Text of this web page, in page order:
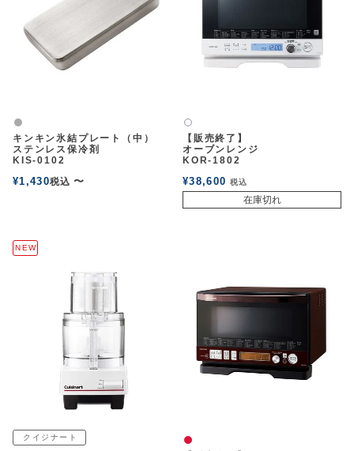
グレー
キンキン氷結プレート（中）
ステンレス保冷剤
KIS-0102
¥1,430税込 〜
白2
【販売終了】
オーブンレンジ
KOR-1802
¥38,600 税込
在庫切れ
NEW
クイジナート 赤